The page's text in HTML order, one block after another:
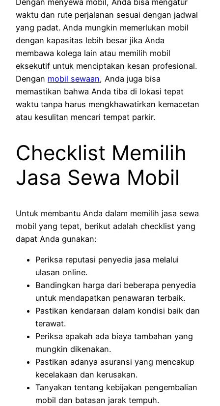
Dengan menyewa mobil, Anda bisa mengatur
waktu dan rute perjalanan sesuai dengan jadwal
yang padat. Anda mungkin memerlukan mobil
dengan kapasitas lebih besar jika Anda
membawa kolega lain atau memilih mobil
eksekutif untuk menciptakan kesan profesional.
Dengan mobil sewaan, Anda juga bisa
memastikan bahwa Anda tiba di lokasi tepat
waktu tanpa harus mengkhawatirkan kemacetan
atau kesulitan mencari tempat parkir.
Checklist Memilih
Jasa Sewa Mobil
Untuk membantu Anda dalam memilih jasa sewa
mobil yang tepat, berikut adalah checklist yang
dapat Anda gunakan:
Periksa reputasi penyedia jasa melalui
ulasan online.
Bandingkan harga dari beberapa penyedia
untuk mendapatkan penawaran terbaik.
Pastikan kendaraan dalam kondisi baik dan
terawat.
Periksa apakah ada biaya tambahan yang
mungkin dikenakan.
Pastikan adanya asuransi yang mencakup
kecelakaan dan kerusakan.
Tanyakan tentang kebijakan pengembalian
mobil dan batasan jarak tempuh.